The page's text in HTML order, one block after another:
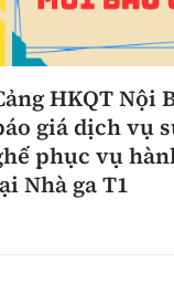
HKQT Nội
giá dịch vụ
phục vụ
Nhà ga T1